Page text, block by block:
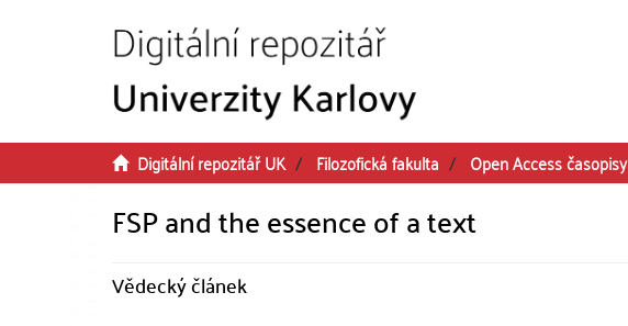
Digitální repozitář UK Filozofická fakulta Open Access časopisy
FSP and the essence of a text
Vědecký článek